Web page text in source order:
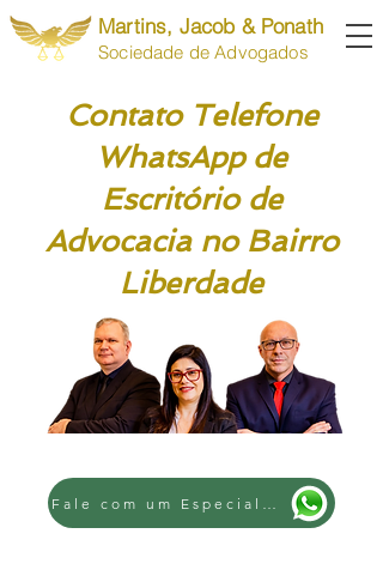
Martins, Jacob & Ponath
Sociedade de Advogados
Contato Telefone
WhatsApp de
Escritório de
Advocacia no Bairro
Liberdade